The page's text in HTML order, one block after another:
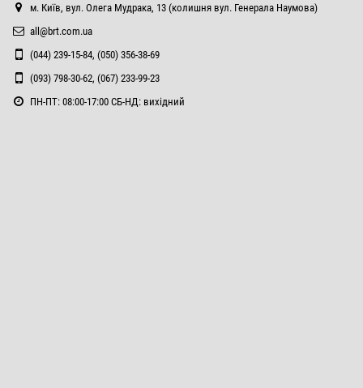
м. Київ, вул. Олега Мудрака, 13 (колишня вул. Генерала Наумова)
all@brt.com.ua
(044) 239-15-84, (050) 356-38-69
(093) 798-30-62, (067) 233-99-23
ПН-ПТ: 08:00-17:00 СБ-НД: вихідний